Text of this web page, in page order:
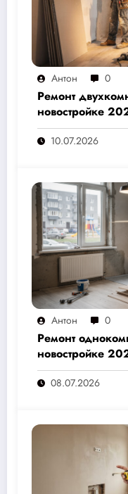
Антон 0
Ремонт
новостройке
скрытые
назовут
10.07.2026
Антон 0
Ремонт
новостройке
стоит и как не
расчёт от 500
08.07.2026